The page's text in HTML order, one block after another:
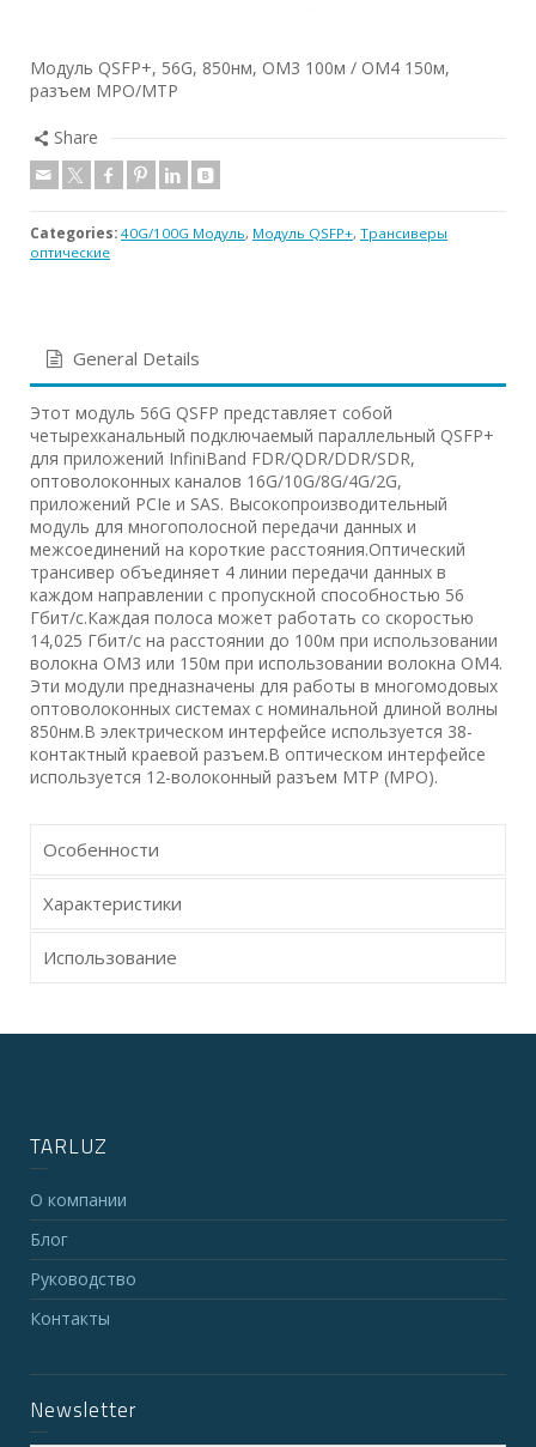
Модуль QSFP+, 56G, 850нм, OM3 100м / OM4 150м,
разъем MPO/MTP
Share
Categories: 40G/100G Модуль, Модуль QSFP+, Трансиверы
оптические
General Details
Этот модуль 56G QSFP представляет собой
четырехканальный подключаемый параллельный QSFP+
для приложений InfiniBand FDR/QDR/DDR/SDR,
оптоволоконных каналов 16G/10G/8G/4G/2G,
приложений PCIe и SAS. Высокопроизводительный
модуль для многополосной передачи данных и
межсоединений на короткие расстояния.Оптический
трансивер объединяет 4 линии передачи данных в
каждом направлении с пропускной способностью 56
Гбит/с.Каждая полоса может работать со скоростью
14,025 Гбит/с на расстоянии до 100м при использовании
волокна OM3 или 150м при использовании волокна OM4.
Эти модули предназначены для работы в многомодовых
оптоволоконных системах с номинальной длиной волны
850нм.В электрическом интерфейсе используется 38-
контактный краевой разъем.В оптическом интерфейсе
используется 12-волоконный разъем MTP (MPO).
Особенности
Характеристики
Использование
TARLUZ
О компании
Блог
Руководство
Контакты
Newsletter